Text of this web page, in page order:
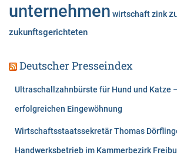
unternehmen wirtschaftzink
zukunftsgerichteten
Deutscher Presseindex
Ultraschallzahnbürste für Hund und Katze
erfolgreichen Eingewöhnung
Wirtschaftsstaatssekretär Thomas
Handwerksbetrieb im Kammerbezirk